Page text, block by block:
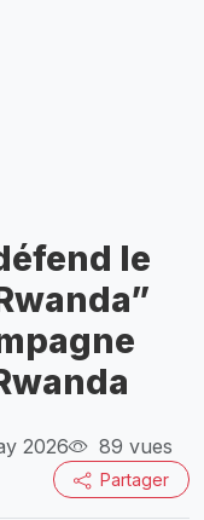
le
2026 89 vues
Partager